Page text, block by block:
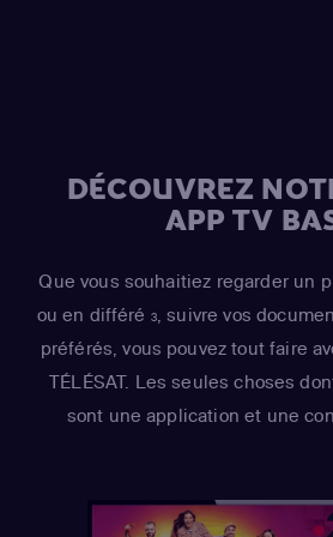
DÉCOUVREZ
APP TV
Que vous souhaitiez regarder un
ou en différé 3, suivre vos
préférés, vous pouvez tout faire
TÉLÉSAT. Les seules choses
sont une application et une